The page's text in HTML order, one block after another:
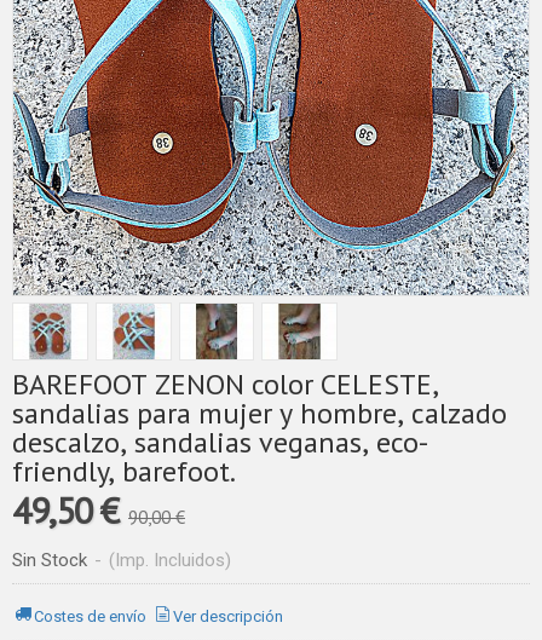
BAREFOOT ZENON color CELESTE,
sandalias para mujer y hombre, calzado
descalzo, sandalias veganas, eco-
friendly, barefoot.
49,50 € 90,00 €
Sin Stock - (Imp. Incluidos)
Costes de envío Ver descripción